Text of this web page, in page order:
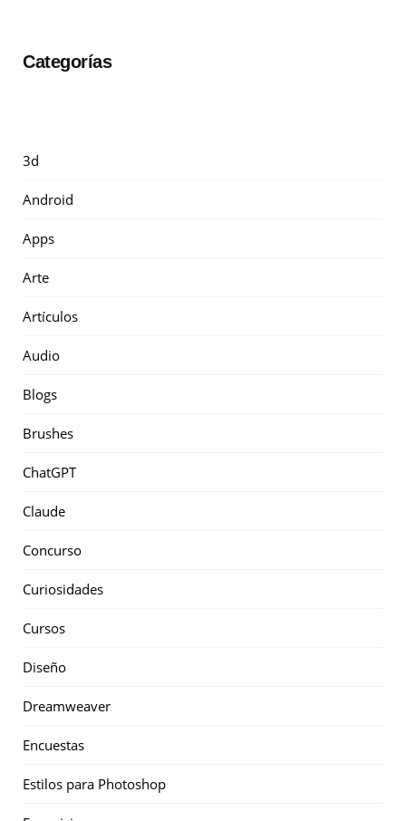
Categorías
3d
Android
Apps
Arte
Artículos
Audio
Blogs
Brushes
ChatGPT
Claude
Concurso
Curiosidades
Cursos
Diseño
Dreamweaver
Encuestas
Estilos para Photoshop